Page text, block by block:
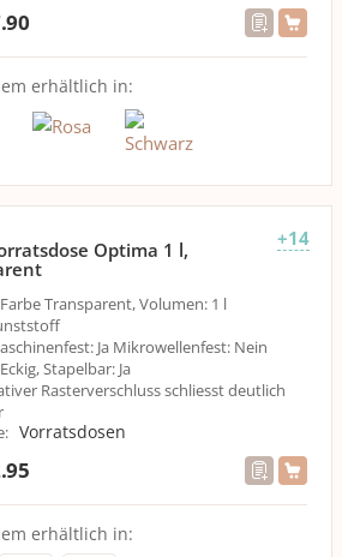
erhältlich in:
+14
Optima 1 l,
Transparent, Volumen: 1 l
Ja Mikrowellenfest: Nein
Stapelbar: Ja
Rasterverschluss schliesst deutlich
: Vorratsdosen
erhältlich in: